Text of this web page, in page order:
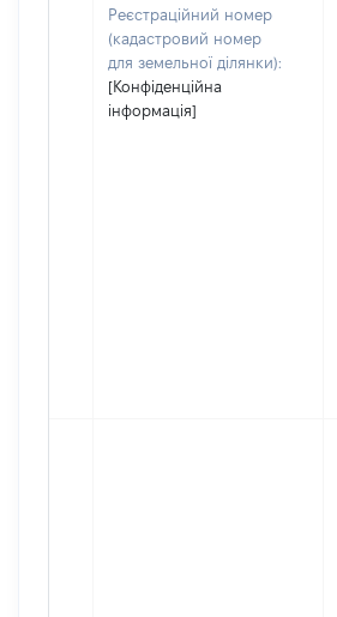
Реєстраційний номер
(кадастровий номер
для земельної ділянки):
[Конфіденційна
інформація]